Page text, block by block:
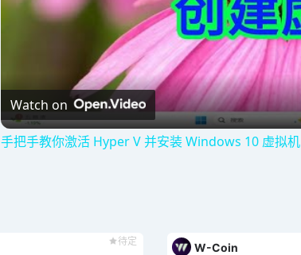
Watch on
手把手教你激活 Hyper V 并安装 Windows 10 虚拟机
待定 W-Coin